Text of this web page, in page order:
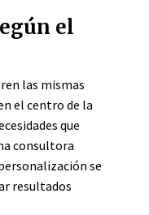
el
las mismas
el centro de la
que
consultora
se
resultados